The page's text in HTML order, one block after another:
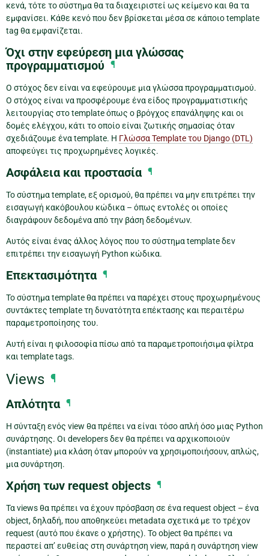
κενά, τότε το σύστημα θα τα διαχειριστεί ως κείμενο και θα τα
εμφανίσει. Κάθε κενό που δεν βρίσκεται μέσα σε κάποιο template
tag θα εμφανίζεται.
Όχι στην εφεύρεση μια γλώσσας
προγραμματισμού ¶
Ο στόχος δεν είναι να εφεύρουμε μια γλώσσα προγραμματισμού.
Ο στόχος είναι να προσφέρουμε ένα είδος προγραμματιστικής
λειτουργίας στο template όπως ο βρόγχος επανάληψης και οι
δομές ελέγχου, κάτι το οποίο είναι ζωτικής σημασίας όταν
σχεδιάζουμε ένα template. H Γλώσσα Template του Django (DTL)
αποφεύγει τις προχωρημένες λογικές.
Ασφάλεια και προστασία ¶
Το σύστημα template, εξ ορισμού, θα πρέπει να μην επιτρέπει την
εισαγωγή κακόβουλου κώδικα – όπως εντολές οι οποίες
διαγράφουν δεδομένα από την βάση δεδομένων.
Αυτός είναι ένας άλλος λόγος που το σύστημα template δεν
επιτρέπει την εισαγωγή Python κώδικα.
Επεκτασιμότητα ¶
Το σύστημα template θα πρέπει να παρέχει στους προχωρημένους
συντάκτες template τη δυνατότητα επέκτασης και περαιτέρω
παραμετροποίησης του.
Αυτή είναι η φιλοσοφία πίσω από τα παραμετροποιήσιμα φίλτρα
και template tags.
Views ¶
Απλότητα ¶
Η σύνταξη ενός view θα πρέπει να είναι τόσο απλή όσο μιας Python
συνάρτησης. Οι developers δεν θα πρέπει να αρχικοποιούν
(instantiate) μια κλάση όταν μπορούν να χρησιμοποιήσουν, απλώς,
μια συνάρτηση.
Χρήση των request objects ¶
Τα views θα πρέπει να έχουν πρόσβαση σε ένα request object – ένα
object, δηλαδή, που αποθηκεύει metadata σχετικά με το τρέχον
request (αυτό που έκανε ο χρήστης). Το object θα πρέπει να
περαστεί απ’ ευθείας στη συνάρτηση view, παρά η συνάρτηση view